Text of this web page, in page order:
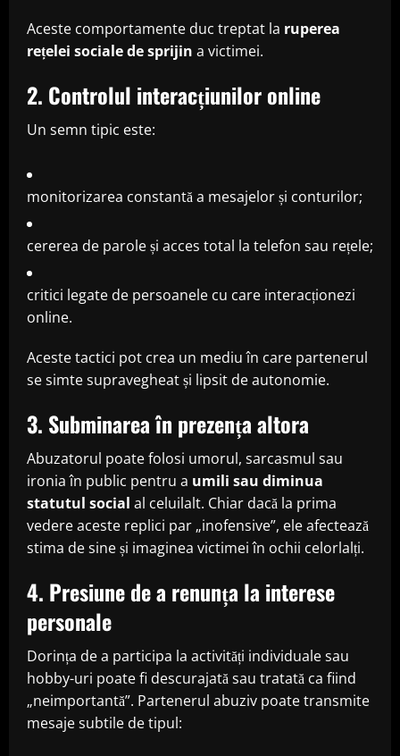
Aceste comportamente duc treptat la ruperea
rețelei sociale de sprijin a victimei.
2. Controlul interacțiunilor online
Un semn tipic este:
monitorizarea constantă a mesajelor și conturilor;
cererea de parole și acces total la telefon sau rețele;
critici legate de persoanele cu care interacționezi
online.
Aceste tactici pot crea un mediu în care partenerul
se simte supravegheat și lipsit de autonomie.
3. Subminarea în prezența altora
Abuzatorul poate folosi umorul, sarcasmul sau
ironia în public pentru a umili sau diminua
statutul social al celuilalt. Chiar dacă la prima
vedere aceste replici par „inofensive”, ele afectează
stima de sine și imaginea victimei în ochii celorlalți.
4. Presiune de a renunța la interese
personale
Dorința de a participa la activități individuale sau
hobby-uri poate fi descurajată sau tratată ca fiind
„neimportantă”. Partenerul abuziv poate transmite
mesaje subtile de tipul: